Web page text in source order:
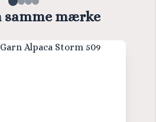
samme mærke